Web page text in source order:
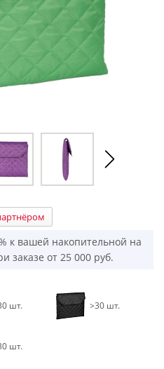
к вашей накопительной на
заказе от 25 000 руб.
шт. >30 шт.
шт.